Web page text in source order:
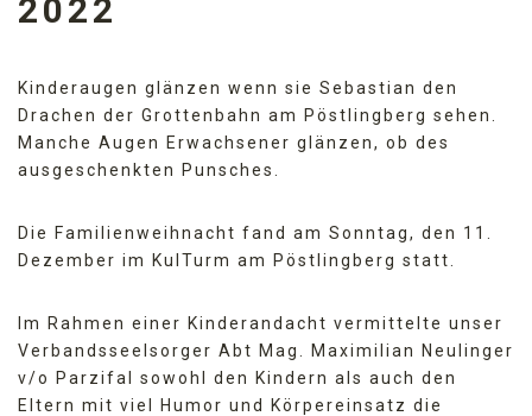
2022
Kinderaugen glänzen wenn sie Sebastian den
Drachen der Grottenbahn am Pöstlingberg sehen.
Manche Augen Erwachsener glänzen, ob des
ausgeschenkten Punsches.
Die Familienweihnacht fand am Sonntag, den 11.
Dezember im KulTurm am Pöstlingberg statt.
Im Rahmen einer Kinderandacht vermittelte unser
Verbandsseelsorger Abt Mag. Maximilian Neulinger
v/o Parzifal sowohl den Kindern als auch den
Eltern mit viel Humor und Körpereinsatz die